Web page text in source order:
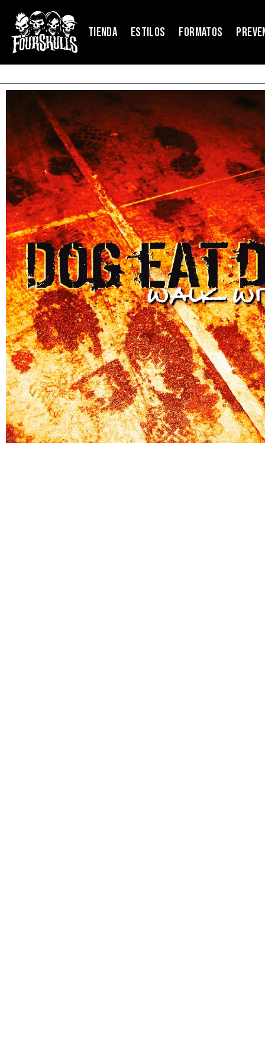
TIENDA ESTILOS FORMATOS